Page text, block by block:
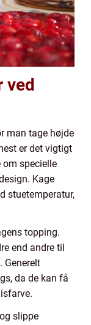
ved
man tage højde
er det vigtigt
specielle
Kage
stuetemperatur,
topping.
end andre til
Generelt
da de kan få
slippe